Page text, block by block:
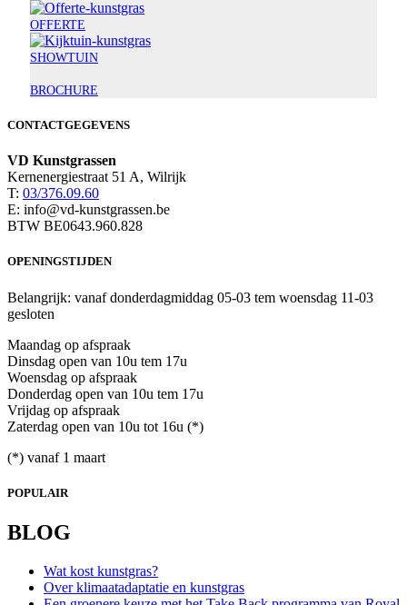
OFFERTE
SHOWTUIN
BROCHURE
CONTACTGEGEVENS
VD Kunstgrassen
Kernenergiestraat 51 A, Wilrijk
T: 03/376.09.60
E: info@vd-kunstgrassen.be
BTW BE0643.960.828
OPENINGSTIJDEN
Belangrijk: vanaf donderdagmiddag 05-03 tem woensdag 11-03
gesloten
Maandag op afspraak
Dinsdag open van 10u tem 17u
Woensdag op afspraak
Donderdag open van 10u tem 17u
Vrijdag op afspraak
Zaterdag open van 10u tot 16u (*)
(*) vanaf 1 maart
POPULAIR
BLOG
Wat kost kunstgras?
Over klimaatadaptatie en kunstgras